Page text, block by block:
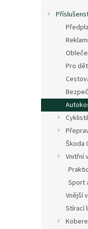
e
l
Pro
Škoda
Vnitřní
Sport
Vnější
Stírací